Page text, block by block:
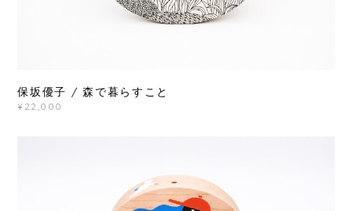
保坂優子 / 森で暮らすこと
¥22,000